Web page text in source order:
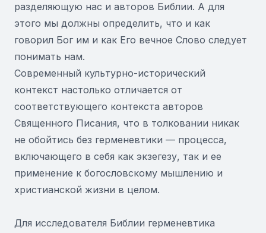
разделяющую нас и авторов Библии. А для
этого мы должны определить, что и как
говорил Бог им и как Его вечное Слово следует
понимать нам.
Современный культурно-исторический
контекст настолько отличается от
соответствующего контекста авторов
Священного Писания, что в толковании никак
не обойтись без герменевтики — процесса,
включающего в себя как экзегезу, так и ее
применение к богословскому мышлению и
христианской жизни в целом.
Для исследователя Библии герменевтика